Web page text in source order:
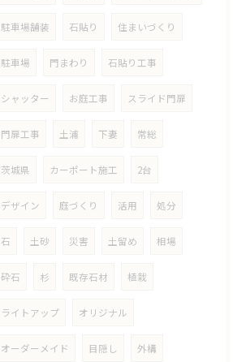
駐車場舗装 石貼り 住まいづくり
駐車場 門まわり 石貼り工事
シャッター お庭工事 スライド門扉
門扉工事 土浦 下妻 常総
茨城県 カーポート施工 2台
デザイン 庭づくり 活用 処分
石 土砂 災害 土留め 相場
砕石 杉 既存石材 植栽
ライトアップ オリジナル
オーダーメイド 目隠し 外構